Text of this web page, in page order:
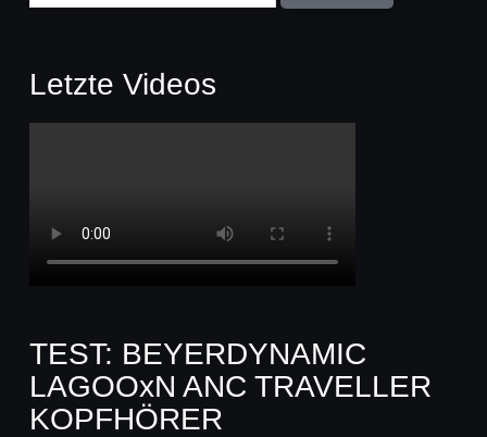
Letzte Videos
TEST: BEYERDYNAMIC
LAGOOxN ANC TRAVELLER
KOPFHÖRER